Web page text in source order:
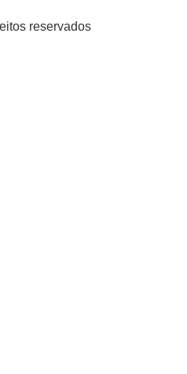
reservados